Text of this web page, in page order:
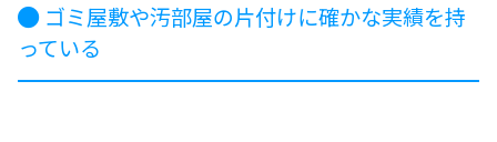
ゴミ屋敷や汚部屋の片付けに確かな実績を持
っている